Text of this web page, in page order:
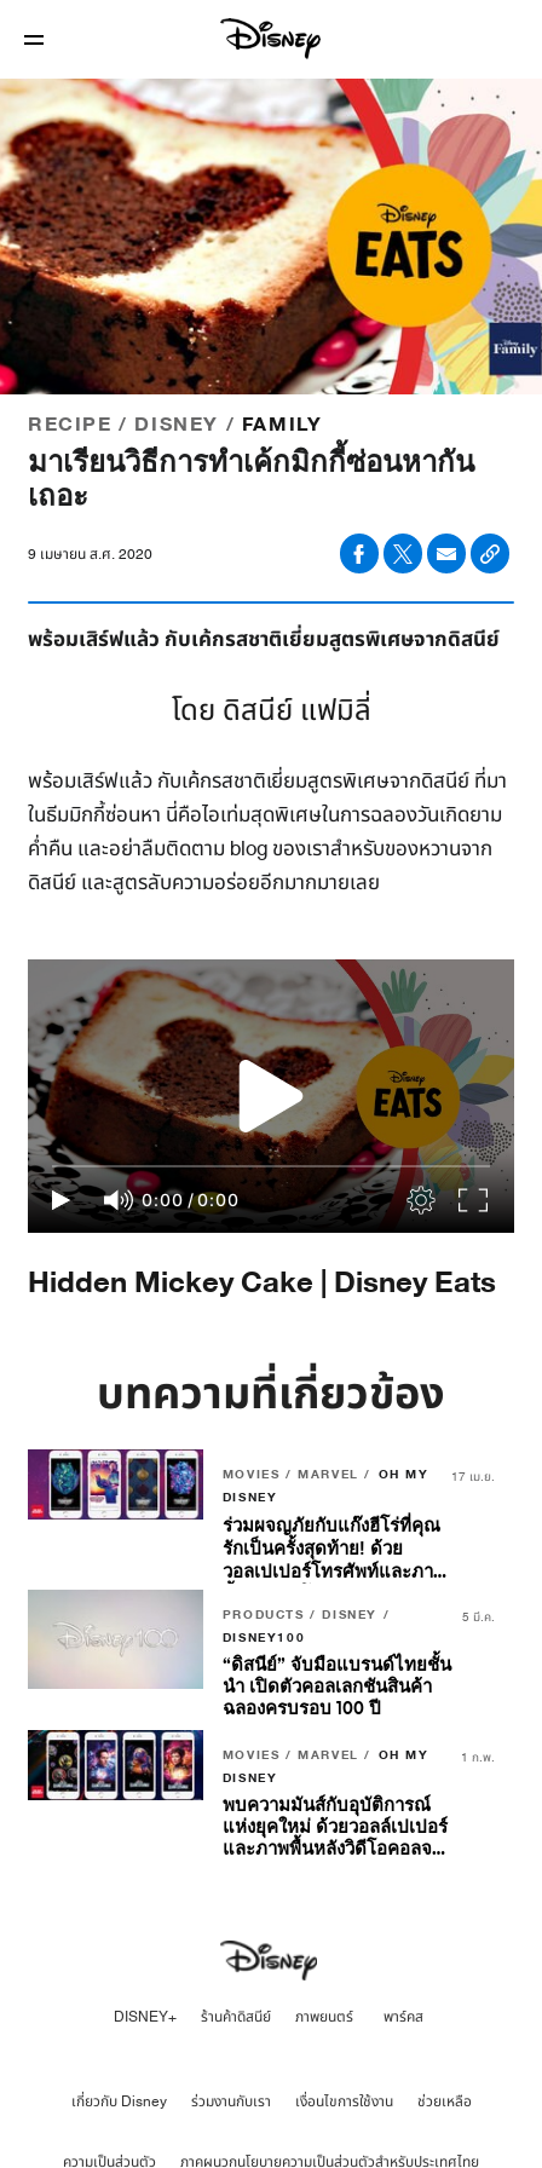
RECIPE / DISNEY / FAMILY
มาเรียนวิธีการทำเค้กมิกกี้ซ่อนหากัน
เถอะ
9 เมษายน ส.ศ. 2020
พร้อมเสิร์ฟแล้ว กับเค้กรสชาติเยี่ยมสูตรพิเศษจากดิสนีย์
โดย ดิสนีย์ แฟมิลี่
พร้อมเสิร์ฟแล้ว กับเค้กรสชาติเยี่ยมสูตรพิเศษจากดิสนีย์ ที่มา
ในธีมมิกกี้ซ่อนหา นี่คือไอเท่มสุดพิเศษในการฉลองวันเกิดยาม
ค่ำคืน และอย่าลืมติดตาม blog ของเราสำหรับของหวานจาก
ดิสนีย์ และสูตรลับความอร่อยอีกมากมายเลย
0:00 /0:00
Hidden Mickey Cake | Disney Eats
บทความที่เกี่ยวข้อง
MOVIES / MARVEL / OH MY
DISNEY
ร่วมผจญภัยกับแก๊งฮีโร่ที่คุณ
รักเป็นครั้งสุดท้าย! ด้วย
วอลเปเปอร์โทรศัพท์และภาพ
ใจจาก Marvel Studios’
Guardians Of The Galaxy
Volume 3
17 เม.ย.
PRODUCTS / DISNEY /
DISNEY100
“ดิสนีย์” จับมือแบรนด์ไทยชั้น
นำ เปิดตัวคอลเลกชันสินค้า
ฉลองครบรอบ 100 ปี
5 มี.ค.
MOVIES / MARVEL / OH MY
DISNEY
พบความมันส์กับอุบัติการณ์
แห่งยุคใหม่ ด้วยวอลล์เปเปอร์
และภาพพื้นหลังวิดีโอคอลจาก
1 ก.พ.
DISNEY+ ร้านค้าดิสนีย์ ภาพยนตร์ พาร์คส
เกี่ยวกับ Disney ร่วมงานกับเรา เงื่อนไขการใช้งาน ช่วยเหลือ
ความเป็นส่วนตัว ภาคผนวกนโยบายความเป็นส่วนตัวสำหรับประเทศไทย